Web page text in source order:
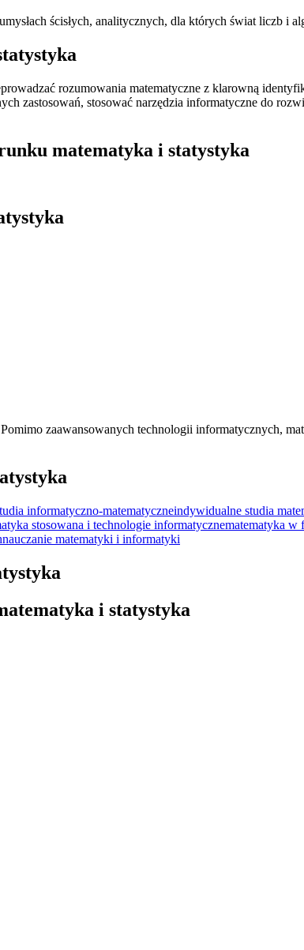
ścisłych, analitycznych, dla których świat liczb i
rozumowania matematyczne z klarowną
zastosowań, stosować narzędzia informatyczne do
matematyka i statystyka
zaawansowanych technologii informatycznych,
informatyczno-matematyczneindywidualne studia
stosowana i technologie informatycznematematyka w
nauczanie matematyki i informatyki
i statystyka